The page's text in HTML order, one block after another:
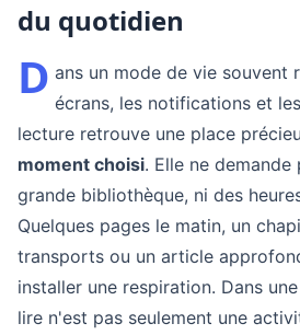
du quotidien
D ans un mode de vie souvent
écrans, les notifications et
lecture retrouve une place
moment choisi. Elle ne
grande bibliothèque, ni des
Quelques pages le matin, un
transports ou un article
installer une respiration. Dans
lire n'est pas seulement une